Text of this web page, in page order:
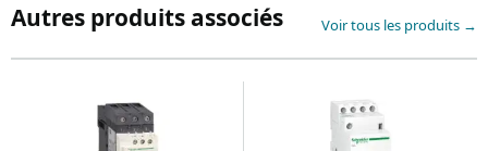
Autres produits associés Voir tous les produits →